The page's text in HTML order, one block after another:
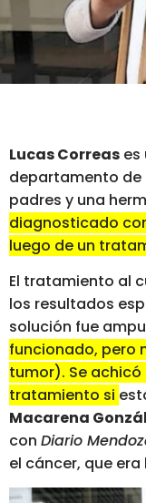
Lucas Correas es
departamento de
padres y una
diagnosticado
luego de un
El tratamiento al
los resultados
solución fue
funcionado, pero
tumor). Se
tratamiento si
Macarena
con Diario
el cáncer, que